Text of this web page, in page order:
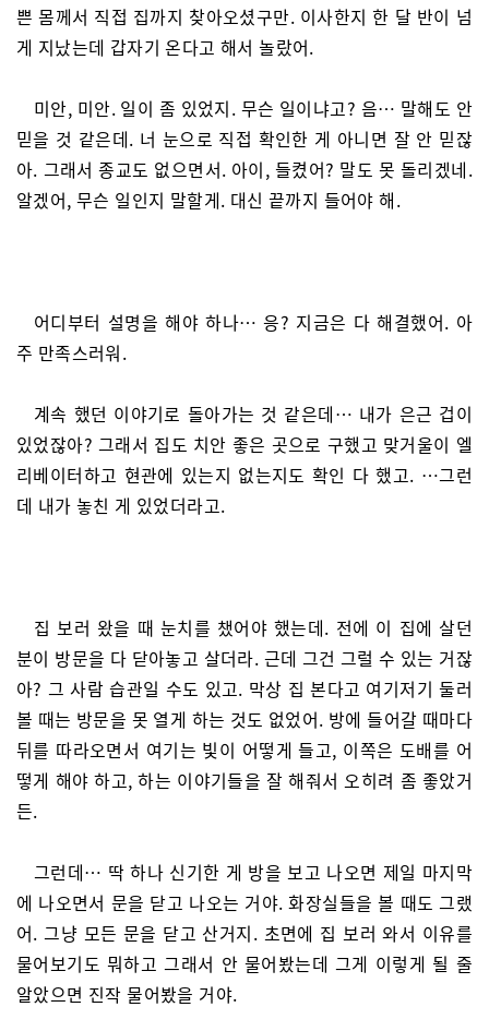
쁜 몸께서 직접 집까지 찾아오셨구만. 이사한지 한 달 반이 넘
게 지났는데 갑자기 온다고 해서 놀랐어.
미안, 미안. 일이 좀 있었지. 무슨 일이냐고? 음… 말해도 안
믿을 것 같은데. 너 눈으로 직접 확인한 게 아니면 잘 안 믿잖
아. 그래서 종교도 없으면서. 아이, 들켰어? 말도 못 돌리겠네.
알겠어, 무슨 일인지 말할게. 대신 끝까지 들어야 해.
어디부터 설명을 해야 하나… 응? 지금은 다 해결했어. 아
주 만족스러워.
계속 했던 이야기로 돌아가는 것 같은데… 내가 은근 겁이
있었잖아? 그래서 집도 치안 좋은 곳으로 구했고 맞거울이 엘
리베이터하고 현관에 있는지 없는지도 확인 다 했고. …그런
데 내가 놓친 게 있었더라고.
집 보러 왔을 때 눈치를 챘어야 했는데. 전에 이 집에 살던
분이 방문을 다 닫아놓고 살더라. 근데 그건 그럴 수 있는 거잖
아? 그 사람 습관일 수도 있고. 막상 집 본다고 여기저기 둘러
볼 때는 방문을 못 열게 하는 것도 없었어. 방에 들어갈 때마다
뒤를 따라오면서 여기는 빛이 어떻게 들고, 이쪽은 도배를 어
떻게 해야 하고, 하는 이야기들을 잘 해줘서 오히려 좀 좋았거
든.
그런데… 딱 하나 신기한 게 방을 보고 나오면 제일 마지막
에 나오면서 문을 닫고 나오는 거야. 화장실들을 볼 때도 그랬
어. 그냥 모든 문을 닫고 산거지. 초면에 집 보러 와서 이유를
물어보기도 뭐하고 그래서 안 물어봤는데 그게 이렇게 될 줄
알았으면 진작 물어봤을 거야.